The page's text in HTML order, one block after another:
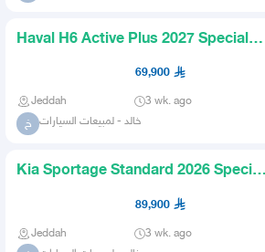
Haval H6 Active Plus 2027 Special
69,900
Jeddah 3 wk. ago
خ خالد - لمبيعات السيارات
Kia Sportage Standard 2026 Special
Prices for Cash and Finan
89,900
Jeddah 3 wk. ago